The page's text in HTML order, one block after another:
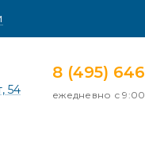
54
8 (495)
ежедневно с